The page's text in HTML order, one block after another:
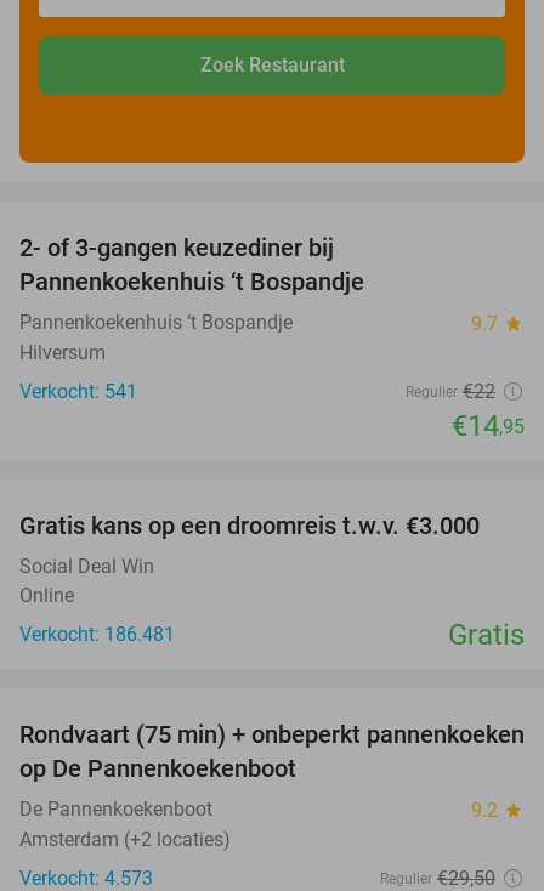
Zoek Restaurant
2- of 3-gangen keuzediner bij
Pannenkoekenhuis ‘t Bospandje
Pannenkoekenhuis ‘t Bospandje 9.7 star
Hilversum
Verkocht: 541
Regulier €22
€14,95
Gratis kans op een droomreis t.w.v. €3.000
Social Deal Win
Online
Verkocht: 186.481
Gratis
30%
Rondvaart (75 min) + onbeperkt pannenkoeken
op De Pannenkoekenboot
De Pannenkoekenboot 9.2 star
Amsterdam (+2 locaties)
Verkocht: 4.573
Regulier €29,50